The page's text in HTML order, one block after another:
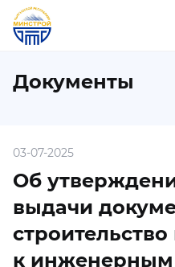
Документы
03-07-2025
Об
выдачи
к инженерным